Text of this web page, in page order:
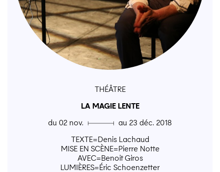
THÉÂTRE
LA MAGIE LENTE
du 02 nov. ▄ au 23 déc. 2018
TEXTE=Denis Lachaud
MISE EN SCÈNE=Pierre Notte
AVEC=Benoit Giros
LUMIÈRES=Éric Schoenzetter